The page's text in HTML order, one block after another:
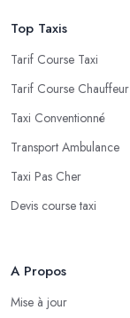
Top Taxis
Tarif Course Taxi
Tarif Course Chauffeur
Taxi Conventionné
Transport Ambulance
Taxi Pas Cher
Devis course taxi
A Propos
Mise à jour